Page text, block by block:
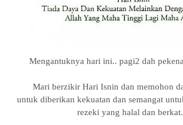
Mengantuknya hari ini.. pagi2 dah
Mari berzikir Hari Isnin dan memohon
untuk diberikan kekuatan dan semangat
rezeki yang halal dan